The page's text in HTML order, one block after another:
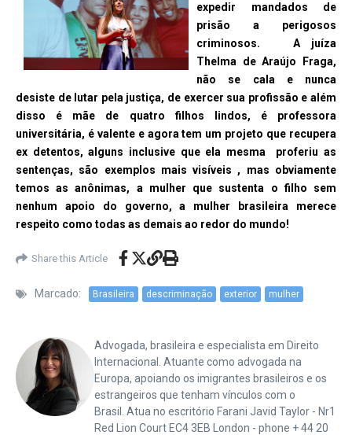
expedir mandados de
prisão a perigosos
criminosos. A juíza
Thelma de Araújo Fraga,
não se cala e nunca
desiste de lutar pela justiça, de exercer sua profissão e além
disso é mãe de quatro filhos lindos, é professora
universitária, é valente e agora tem um projeto que recupera
ex detentos, alguns inclusive que ela mesma proferiu as
sentenças, são exemplos mais visíveis , mas obviamente
temos as anônimas, a mulher que sustenta o filho sem
nenhum apoio do governo, a mulher brasileira merece
respeito como todas as demais ao redor do mundo!
Share this Article
Marcado: Brasileira descriminação exterior mulher
Advogada, brasileira e especialista em Direito
Internacional. Atuante como advogada na
Europa, apoiando os imigrantes brasileiros e os
estrangeiros que tenham vínculos com o
Brasil. Atua no escritório Farani Javid Taylor - Nr1
Red Lion Court EC4 3EB London - phone + 44 20